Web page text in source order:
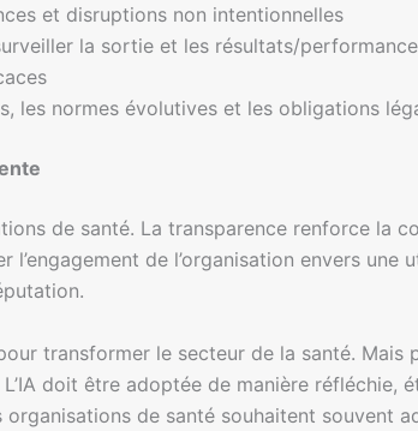
et disruptions non intentionnelles
la sortie et les résultats/performance
les normes évolutives et les obligations
de santé. La transparence renforce la
de l’organisation envers
transformer le secteur de la santé. Mais
doit être adoptée de manière réfléchie,
organisations de santé souhaitent